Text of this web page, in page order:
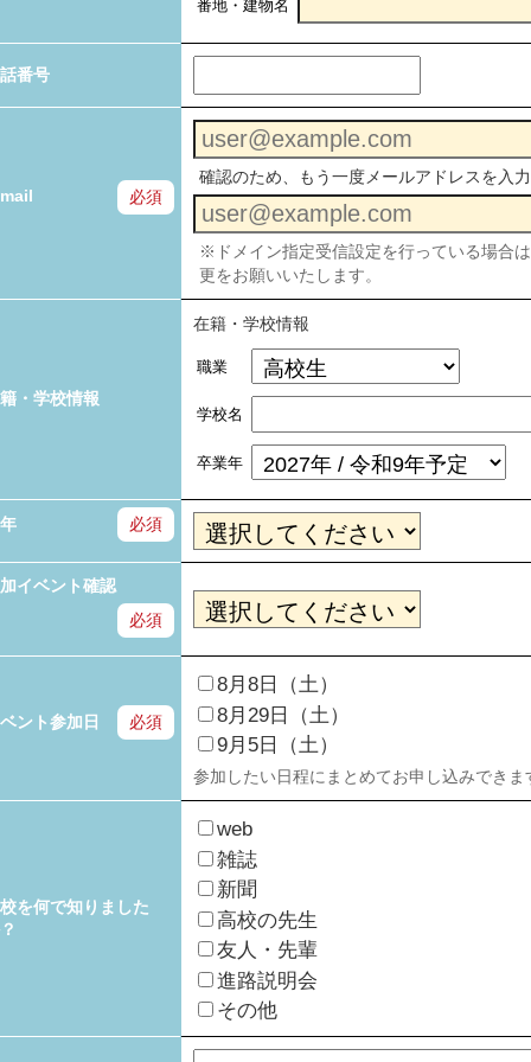
番地・建物名
番号
必須
確認のため、もう一度メールアドレスを入
※ドメイン指定受信設定を行っている場合
更をお願いいたします。
・学校情報
在籍・学校情報
職業
学校名
卒業年
必須
イベント確認
必須
ント参加日 必須
8月8日（土）
8月29日（土）
9月5日（土）
参加したい日程にまとめてお申し込みできま
を何で知りました
web
雑誌
新聞
高校の先生
友人・先輩
進路説明会
その他